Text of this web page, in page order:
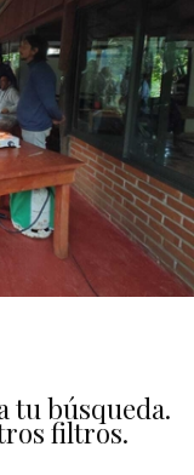
tu búsqueda.
filtros.